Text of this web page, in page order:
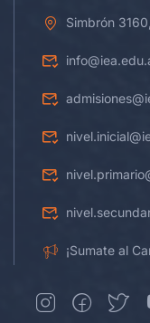
Simbrón
¡Sumate al